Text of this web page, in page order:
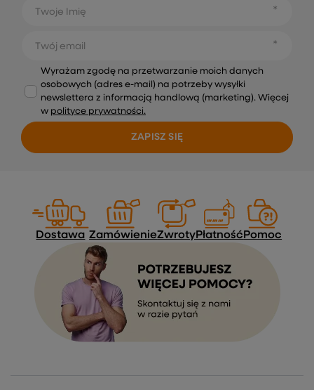
Twoje Imię
Twój email
Wyrażam zgodę na przetwarzanie moich danych
osobowych (adres e-mail) na potrzeby wysyłki
newslettera z informacją handlową (marketing). Więcej
w polityce prywatności.
ZAPISZ SIĘ
Dostawa ZamówienieZwrotyPłatność Pomoc